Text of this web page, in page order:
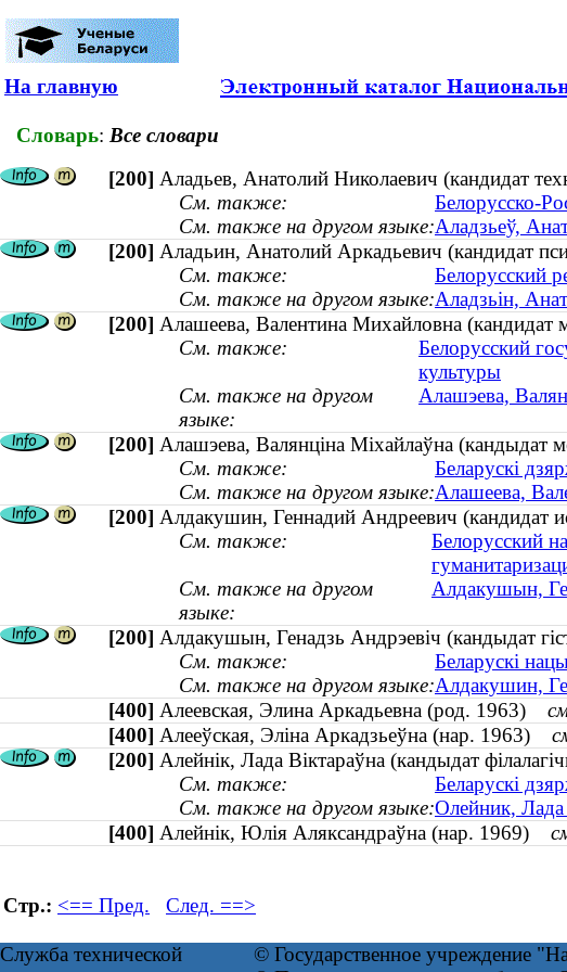
На главную
Словарь: Все словари
[200] Аладьев, Анатолий Николаевич (кандидат
См. также:
Белорусско-
См. также на другом языке:Аладзьеў,
[200] Аладьин, Анатолий Аркадьевич (кандидат
См. также:
Белорусский
См. также на другом языке:Аладзьін,
[200] Алашеева, Валентина Михайловна (кандидат
См. также:
Белорусский
культуры
См. также на другом
языке:
Алашэева,
[200] Алашэева, Валянціна Міхайлаўна (кандыдат
См. также:
Беларускі
См. также на другом языке:Алашеева,
[200] Алдакушин, Геннадий Андреевич (кандидат
См. также:
Белорусский
См. также на другом
языке:
Алдакушын,
[200] Алдакушын, Генадзь Андрэевіч (кандыдат
См. также:
Беларускі
См. также на другом языке:Алдакушин,
[400] Алеевская, Элина Аркадьевна (род. 1963)
[400] Алееўская, Эліна Аркадзьеўна (нар. 1963)
[200] Алейнік, Лада Віктараўна (кандыдат
См. также:
Беларускі
См. также на другом языке:Олейник, Лада
[400] Алейнік, Юлія Аляксандраўна (нар. 1969)
Стр.: <== Пред. След. ==>
Служба технической
© Государственное учреждение